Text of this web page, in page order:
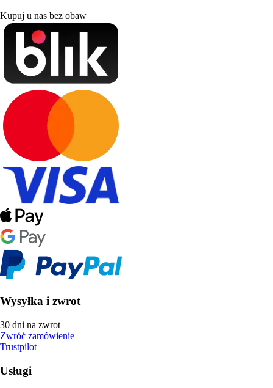
Kupuj u nas bez obaw
Wysyłka i zwrot
30 dni na zwrot
Zwróć zamówienie
Trustpilot
Usługi